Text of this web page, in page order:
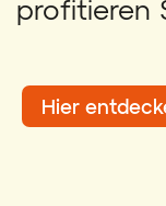
profitieren
Hier